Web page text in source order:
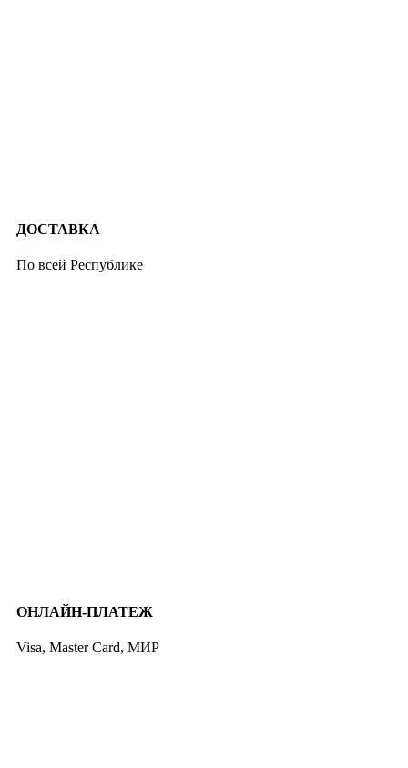
ДОСТАВКА
По всей Республике
ОНЛАЙН-ПЛАТЕЖ
Visa, Master Card, МИР